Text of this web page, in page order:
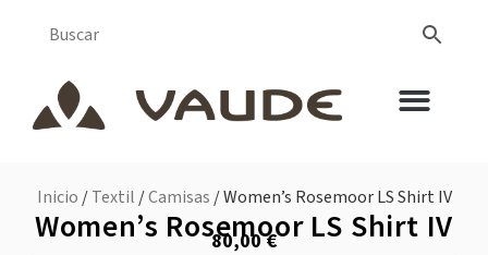
Inicio /Textil /Camisas / Women’s Rosemoor LS Shirt IV
Women’s Rosemoor LS Shirt IV
80,00€